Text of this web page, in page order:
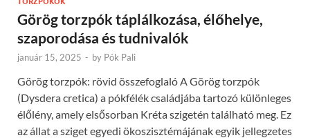
Görög torzpók táplálkozása, élőhelye,
szaporodása és tudnivalók
január 15, 2025 - by Pók Pali
Görög torzpók: rövid összefoglaló A Görög torzpók
(Dysdera cretica) a pókfélék családjába tartozó különleges
élőlény, amely elsősorban Kréta szigetén található meg. Ez
az állat a sziget egyedi ökoszisztémájának egyik jellegzetes